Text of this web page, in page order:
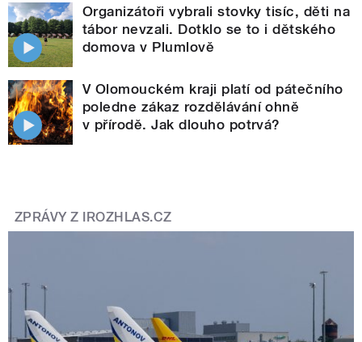
Organizátoři vybrali stovky tisíc, děti na
tábor nevzali. Dotklo se to i dětského
domova v Plumlově
V Olomouckém kraji platí od pátečního
poledne zákaz rozdělávání ohně
v přírodě. Jak dlouho potrvá?
ZPRÁVY Z IROZHLAS.CZ